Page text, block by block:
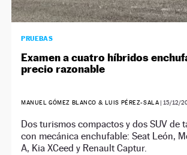
PRUEBAS
Examen a cuatro híbridos
precio razonable
MANUEL GÓMEZ BLANCO & LUIS PÉREZ-SALA |15/12/
Dos turismos compactos y dos SUV de
con mecánica enchufable: Seat León,
A, Kia XCeed y Renault Captur.